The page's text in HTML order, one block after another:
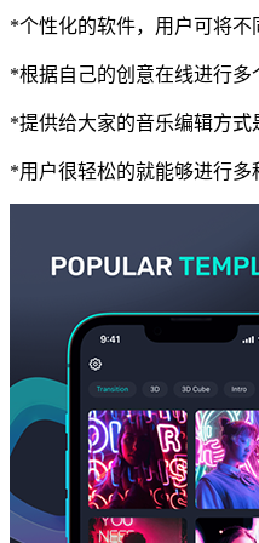
*个性化的软件，用户可将不
*根据自己的创意在线进行多
*提供给大家的音乐编辑方式
*用户很轻松的就能够进行多